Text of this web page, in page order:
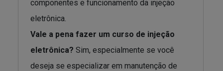
componentes e funcionamento da injeção
eletrônica.
Vale a pena fazer um curso de injeção
eletrônica? Sim, especialmente se você
deseja se especializar em manutenção de